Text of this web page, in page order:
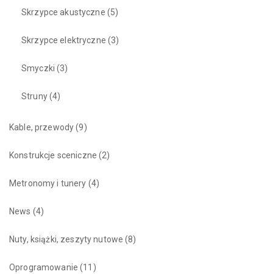
Skrzypce akustyczne (5)
Skrzypce elektryczne (3)
Smyczki (3)
Struny(4)
Kable, przewody(9)
Konstrukcje sceniczne (2)
Metronomy i tunery (4)
News (4)
Nuty, książki, zeszyty nutowe (8)
Oprogramowanie (11)